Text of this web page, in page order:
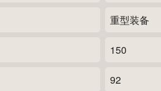
重型装备
150
92